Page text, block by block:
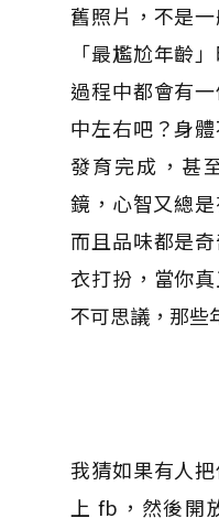
舊照片，不是
「最尷尬年齡
過程中都會有
中左右吧？身
發育完成，甚
鏡，心智又總
而且品味都是
衣打扮，當你
不可思議，那些
我猜如果有人
上 fb，然後開